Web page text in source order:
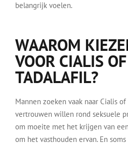
belangrijk voelen.
WAAROM
VOOR CIALIS OF
TADALAFIL?
Mannen zoeken vaak naar Cialis
vertrouwen willen rond seksuele
om moeite met het krijgen van
om het vasthouden ervan. En